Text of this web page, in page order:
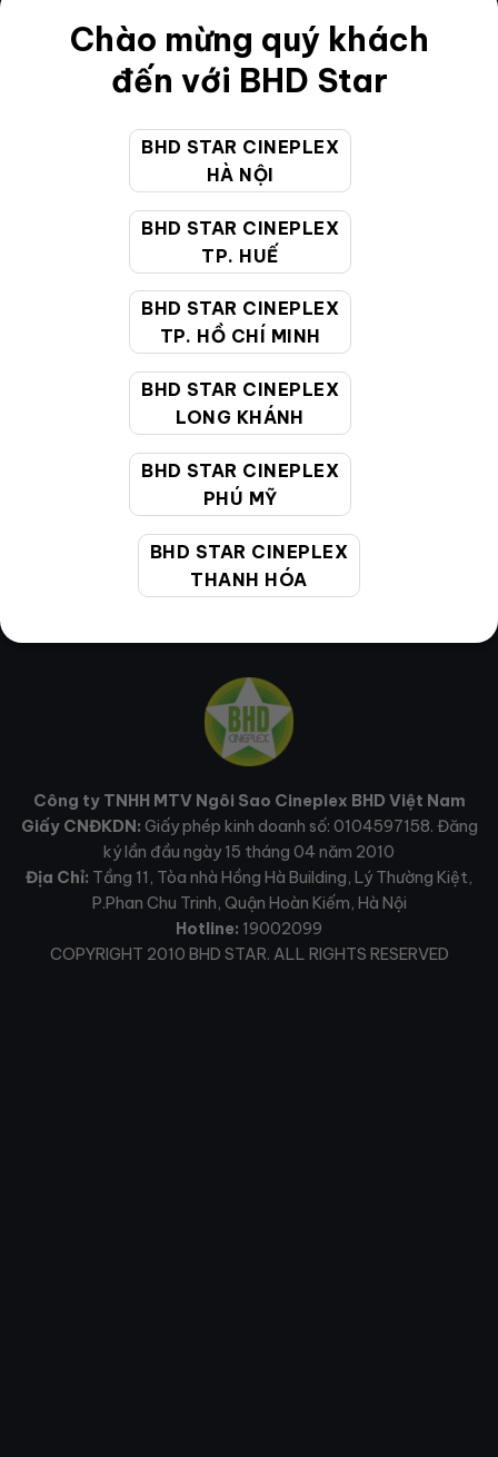
Chào mừng quý khách
đến với BHD Star
BHD STAR CINEPLEX
HÀ NỘI
BHD STAR CINEPLEX
TP. HUẾ
BHD STAR CINEPLEX
TP. HỒ CHÍ MINH
BHD STAR CINEPLEX
LONG KHÁNH
BHD STAR CINEPLEX
PHÚ MỸ
BHD STAR CINEPLEX
THANH HÓA
Điều khoản
Hướng dẫn đặt vé trực tuyến
Chính sách bảo vệ thông tin cá nhân của người tiêu
CHĂM SÓC KHÁCH HÀNG
19002099
gồm cả Lễ, Tết)
cskh@bhdstar.vn
MẠNG XÃ HỘI
Công ty TNHH MTV Ngôi Sao Cineplex BHD Việt Nam
Giấy CNĐKDN: Giấy phép kinh doanh số: 0104597158. Đăng
ký lần đầu ngày 15 tháng 04 năm 2010
Địa Chỉ: Tầng 11, Tòa nhà Hồng Hà Building, Lý Thường Kiệt,
P.Phan Chu Trinh, Quận Hoàn Kiếm, Hà Nội
Hotline: 19002099
COPYRIGHT 2010 BHD STAR. ALL RIGHTS RESERVED